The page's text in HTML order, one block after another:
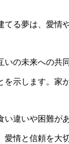
る夢は、愛情
いの未来への共
を示します。家
い違いや困難が
情と信頼を大